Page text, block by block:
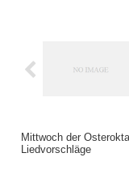
Mittwoch der
Liedvorschläge